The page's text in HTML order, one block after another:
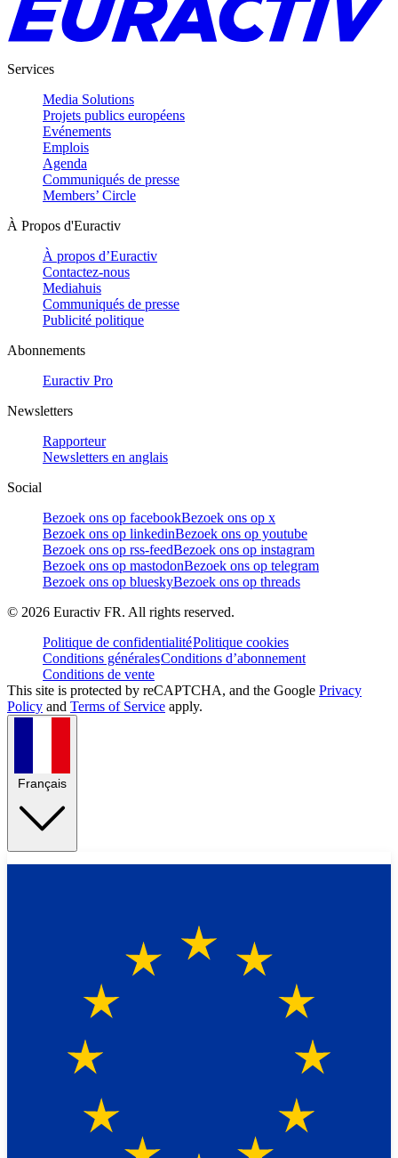
Services
Media Solutions
Projets publics européens
Evénements
Emplois
Agenda
Communiqués de presse
Members’ Circle
À Propos d'Euractiv
À propos d’Euractiv
Contactez-nous
Mediahuis
Communiqués de presse
Publicité politique
Abonnements
Euractiv Pro
Newsletters
Rapporteur
Newsletters en anglais
Social
Bezoek ons op facebookBezoek ons op x
Bezoek ons op linkedinBezoek ons op youtube
Bezoek ons op rss-feedBezoek ons op instagram
Bezoek ons op mastodonBezoek ons op telegram
Bezoek ons op blueskyBezoek ons op threads
© 2026 Euractiv FR. All rights reserved.
Politique de confidentialitéPolitique cookies
Conditions généralesConditions d’abonnement
Conditions de vente
This site is protected by reCAPTCHA, and the Google Privacy
Policy and Terms of Service apply.
Français